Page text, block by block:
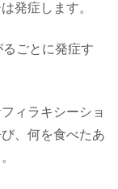
発症します。
ごとに発症す
ィラキシーショ
、何を食べたあ